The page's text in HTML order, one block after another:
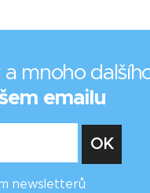
mnoho
emailu
newsletterů